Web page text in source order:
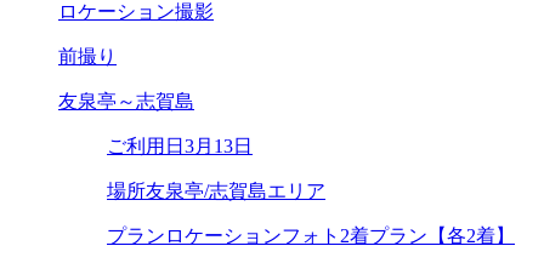
ロケーション撮影
前撮り
友泉亭～志賀島
ご利用日 3月13日
場所友泉亭/志賀島エリア
プラン ロケーションフォト2着プラン【各2着】